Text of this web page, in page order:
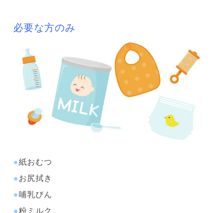
必要な方のみ
●紙おむつ
●お尻拭き
●哺乳びん
●粉ミルク